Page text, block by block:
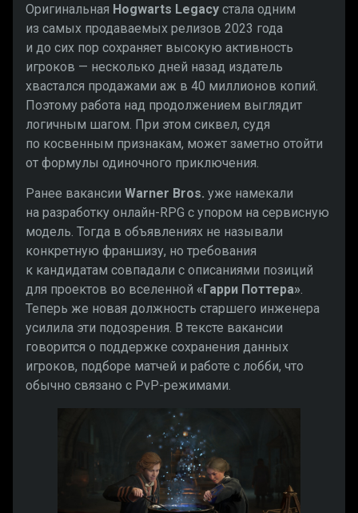
Оригинальная Hogwarts Legacy стала одним
из самых продаваемых релизов 2023 года
и до сих пор сохраняет высокую активность
игроков — несколько дней назад издатель
хвастался продажами аж в 40 миллионов копий.
Поэтому работа над продолжением выглядит
логичным шагом. При этом сиквел, судя
по косвенным признакам, может заметно отойти
от формулы одиночного приключения.
Ранее вакансии Warner Bros. уже намекали
на разработку онлайн-RPG с упором на сервисную
модель. Тогда в объявлениях не называли
конкретную франшизу, но требования
к кандидатам совпадали с описаниями позиций
для проектов во вселенной «Гарри Поттера».
Теперь же новая должность старшего инженера
усилила эти подозрения. В тексте вакансии
говорится о поддержке сохранения данных
игроков, подборе матчей и работе с лобби, что
обычно связано с PvP-режимами.